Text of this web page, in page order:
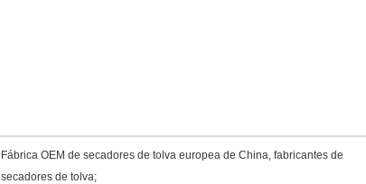
Fábrica OEM de secadores de tolva europea de China, fabricantes de
secadores de tolva;